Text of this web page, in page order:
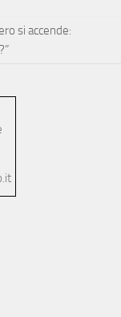
si accende: